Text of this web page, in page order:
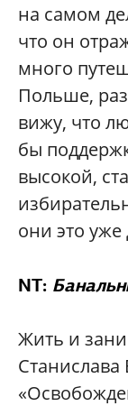
на самом
что он
много
Польше,
вижу, что
бы
высокой,
они это уже
NT:
Жить и
Станислава